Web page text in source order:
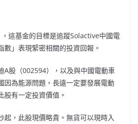
這基金的目標是追蹤Solactive中國電
數」表現緊密相關的投資回報。
A股（002594），以及與中國電動車
因為能源問題，長遠一定要發展電動
股有一定投資價值。
起，此股現價略貴。無貨可以現時入